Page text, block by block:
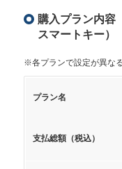
購入プラン内
スマートキー）
※各プランで設定が異な
プラン名
支払総額（税込）